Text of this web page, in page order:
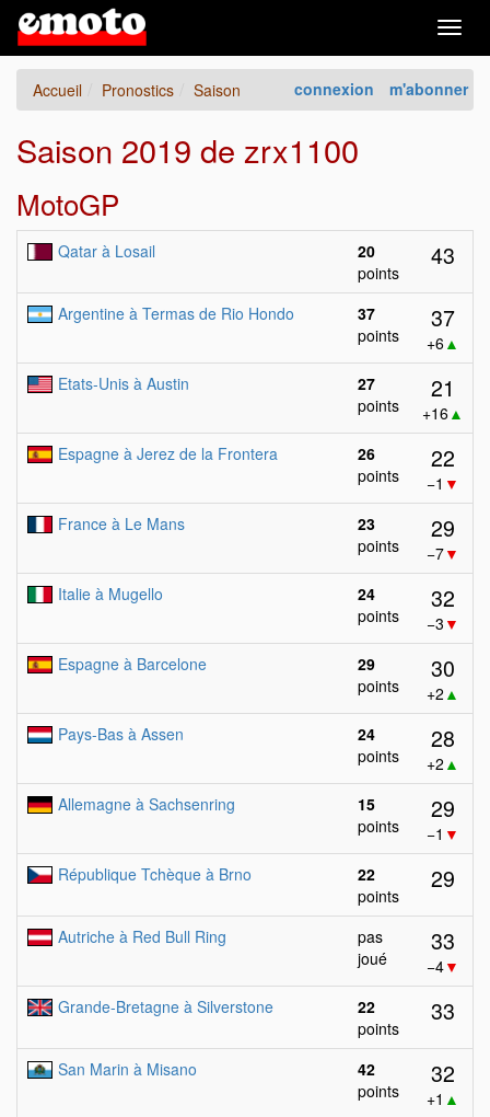
connexion m'abonner
Accueil Pronostics Saison
Saison 2019 de zrx1100
MotoGP
Qatar à Losail
20
points
43
Argentine à Termas de Rio Hondo
37
points
37
+6▲
Etats-Unis à Austin
27
points
21
+16▲
Espagne à Jerez de la Frontera
26
points
22
−1 ▼
France à Le Mans
23
points
29
−7▼
Italie à Mugello
24
points
32
−3 ▼
Espagne à Barcelone
29
points
30
+2 ▲
Pays-Bas à Assen
24
points
28
+2 ▲
Allemagne à Sachsenring
15
points
29
−1 ▼
République Tchèque à Brno
22
points
29
Autriche à Red Bull Ring
pas
joué
33
−4▼
Grande-Bretagne à Silverstone
22
points
33
San Marin à Misano
42
points
32
+1 ▲